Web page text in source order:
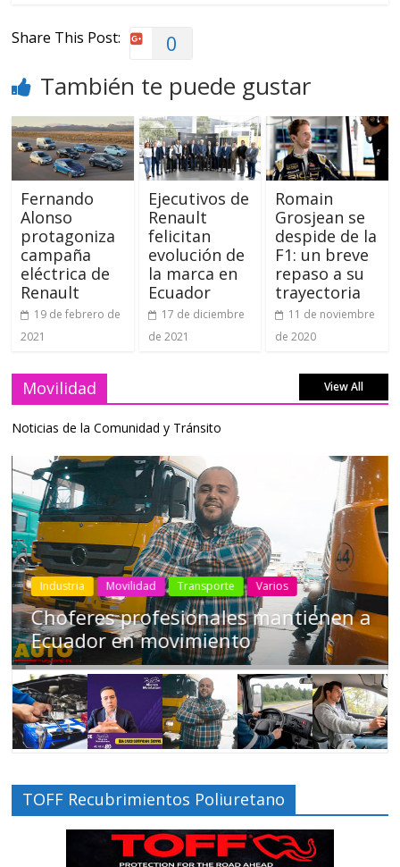
Share This Post: 0
También te puede gustar
Fernando
Alonso
protagoniza
campaña
eléctrica de
Renault
19 de febrero de
2021
Ejecutivos de
Renault
felicitan
evolución de
la marca en
Ecuador
17 de diciembre
de 2021
Romain
Grosjean se
despide de la
F1: un breve
repaso a su
trayectoria
11 de noviembre
de 2020
Movilidad View All
Noticias de la Comunidad y Tránsito
Industria Movilidad Transporte Varios
Choferes profesionales mantienen a
Ecuador en movimiento
TOFF Recubrimientos Poliuretano